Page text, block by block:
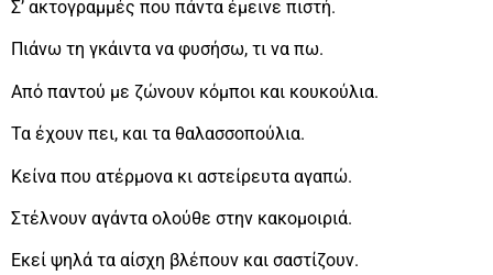
Σ’ ακτογραμμές που πάντα έμεινε πιστή.
Πιάνω τη γκάιντα να φυσήσω, τι να πω.
Από παντού με ζώνουν κόμποι και κουκούλια.
Τα έχουν πει, και τα θαλασσοπούλια.
Κείνα που ατέρμονα κι αστείρευτα αγαπώ.
Στέλνουν αγάντα ολούθε στην κακομοιριά.
Εκεί ψηλά τα αίσχη βλέπουν και σαστίζουν.